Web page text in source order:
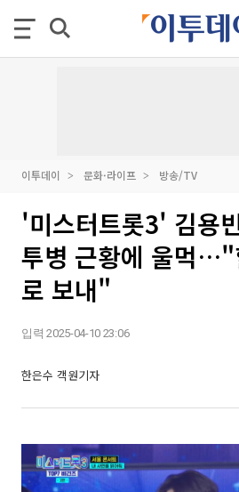
이투데이 문화·라이프 방송/TV
'미스터트롯3' 김용
투병 근황에 울먹…"
로 보내"
입력 2025-04-10 23:06
한은수 객원기자